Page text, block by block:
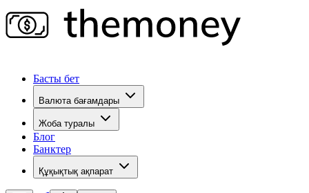
Басты бет
Валюта бағамдары
Жоба туралы
Блог
Банктер
Құқықтық ақпарат